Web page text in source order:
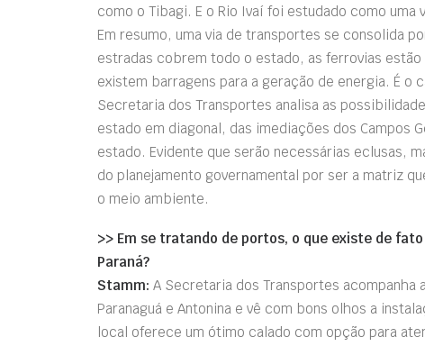
como o Tibagi. E o Rio Ivaí foi estudado como
Em resumo, uma via de transportes se consolida
estradas cobrem todo o estado, as ferrovias
existem barragens para a geração de energia. É o
Secretaria dos Transportes analisa as
estado em diagonal, das imediações dos Campos
estado. Evidente que serão necessárias eclusas,
do planejamento governamental por ser a matriz
o meio ambiente.
>> Em se tratando de portos, o que existe de
Paraná?
Stamm: A Secretaria dos Transportes
Paranaguá e Antonina e vê com bons olhos a
local oferece um ótimo calado com opção para